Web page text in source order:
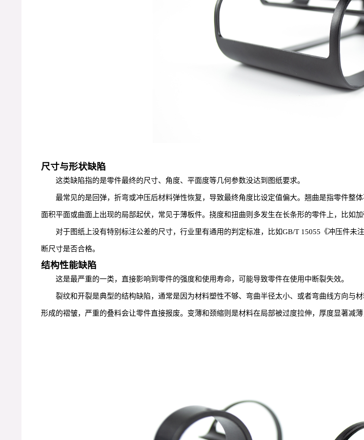
尺寸与形状缺陷
这类缺陷指的是零件最终的尺寸、角度、平面度等几何参数没达到图纸要求。
最常见的是回弹，折弯或冲压后材料弹性恢复，导致最终角度比设定值偏大。翘曲是指零件整
面积平面或曲面上出现的局部起伏，常见于薄板件。挠度和扭曲则多发生在长条形的零件上，比如
对于图纸上没有特别标注公差的尺寸，行业里有通用的判定标准，比如GB/T 15055《冲压件未
断尺寸是否合格。
结构性能缺陷
这是最严重的一类，直接影响到零件的强度和使用寿命，可能导致零件在使用中断裂失效。
裂纹和开裂是典型的结构缺陷，通常是因为材料塑性不够、弯曲半径太小、或者弯曲线方向与
形成的褶皱，严重的叠料会让零件直接报废。变薄和颈缩则是材料在局部被过度拉伸，厚度显著减薄